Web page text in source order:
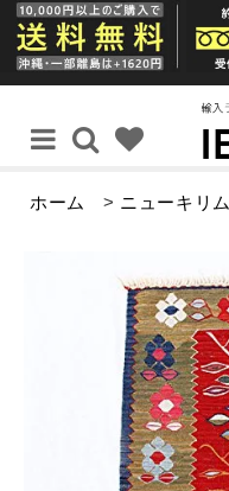
ホーム > ニューキリム